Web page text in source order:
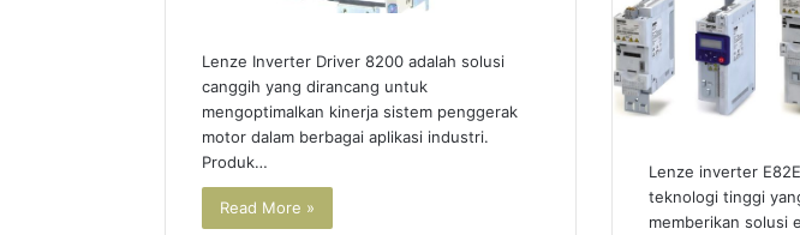
Lenze Inverter Driver 8200 adalah solusi
canggih yang dirancang untuk
mengoptimalkan kinerja sistem penggerak
motor dalam berbagai aplikasi industri.
Produk…
Read More »
Lenze inverter
teknologi tinggi
memberikan solusi